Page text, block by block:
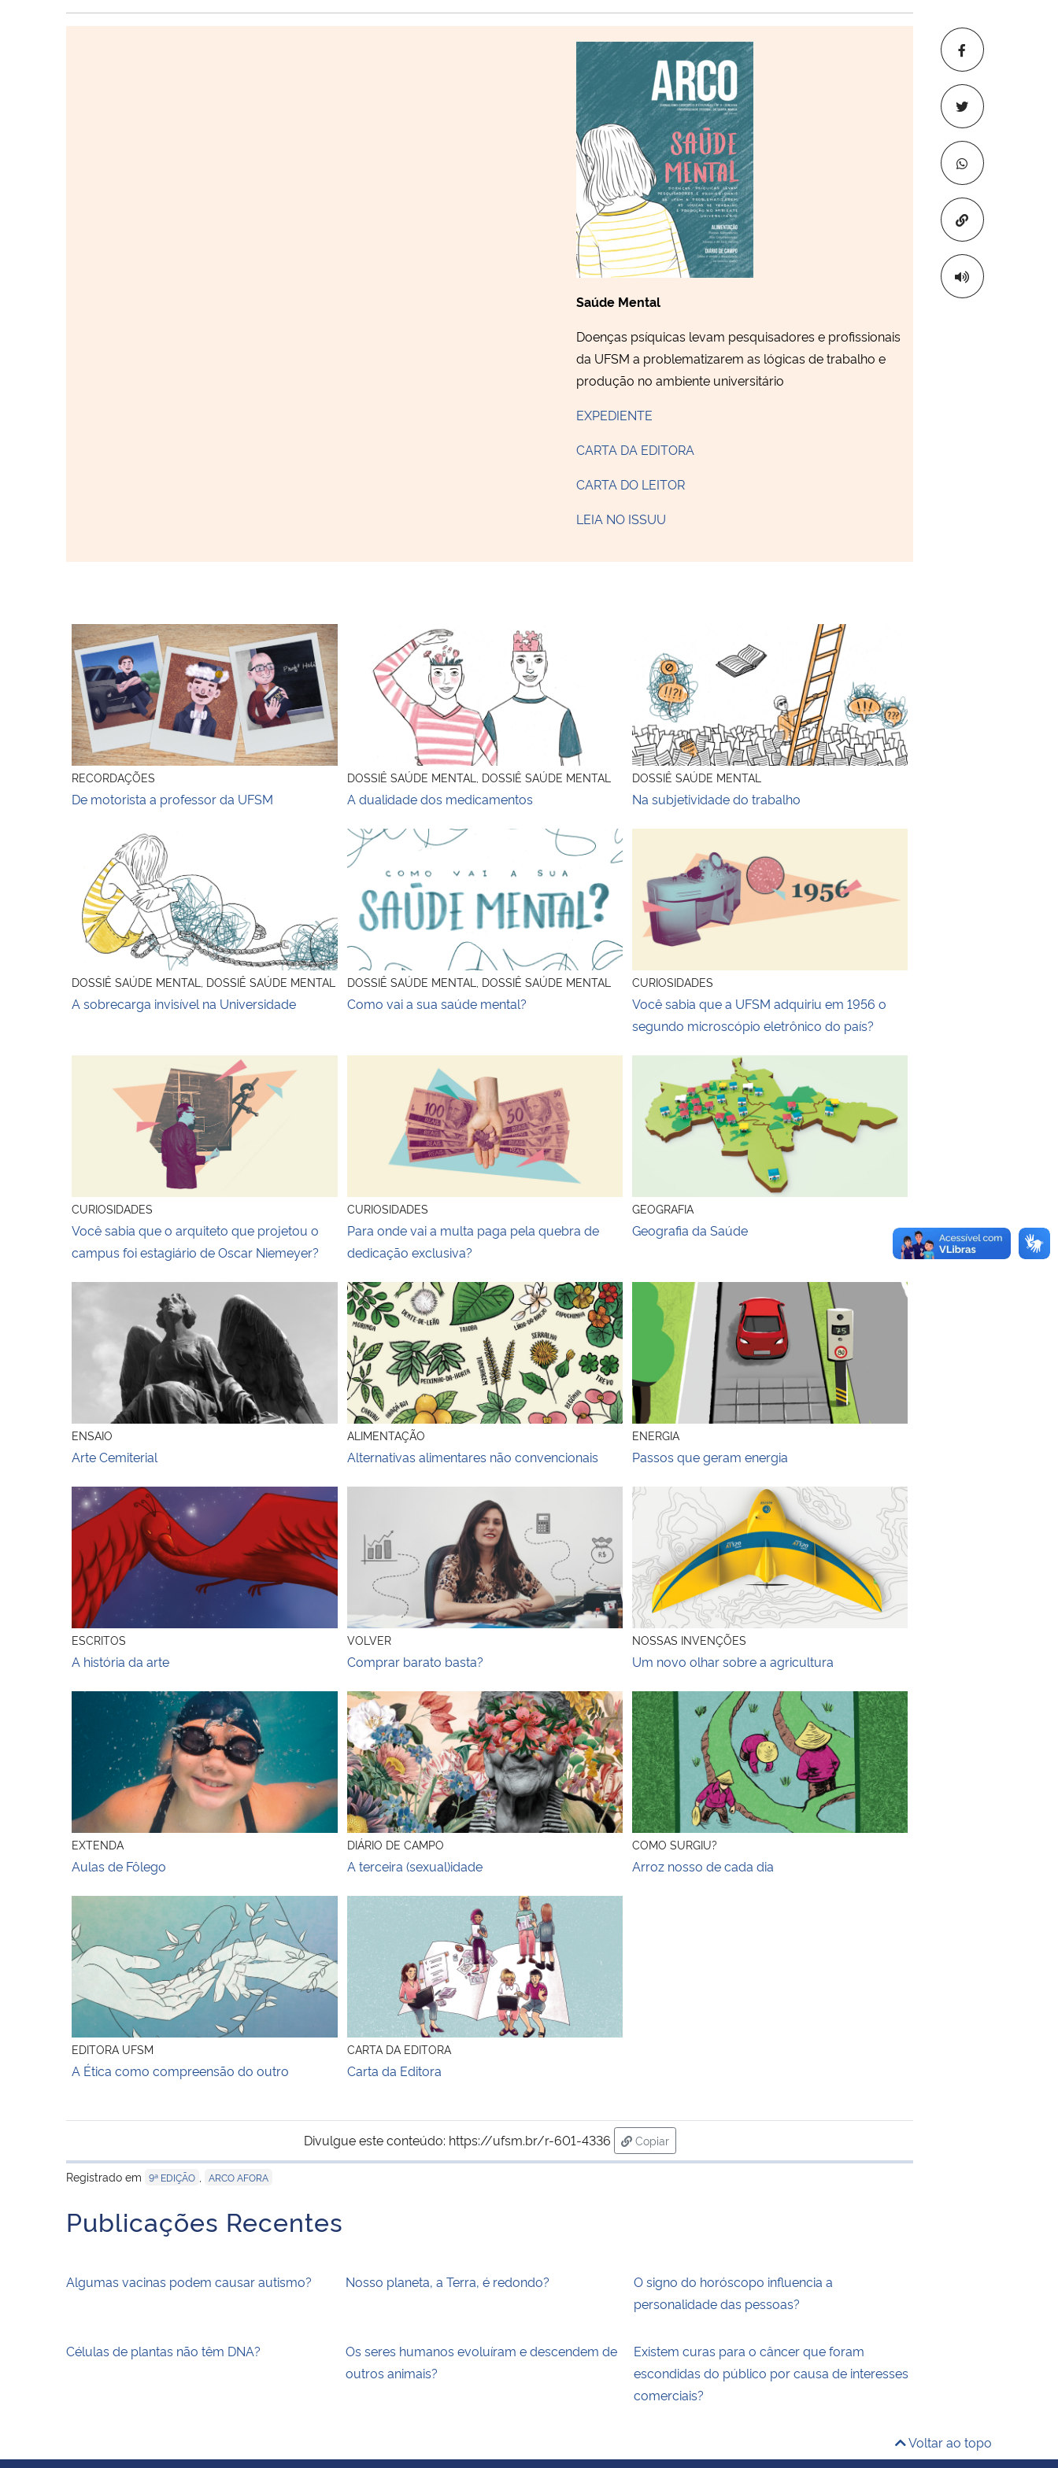
Copiar para
Saúde Mental
Doenças psíquicas levam pesquisadores e profissionais
da UFSM a problematizarem as lógicas de trabalho e
produção no ambiente universitário
EXPEDIENTE
CARTA DA EDITORA
CARTA DO LEITOR
LEIA NO ISSUU
De motorista a professor da UFSM
RECORDAÇÕES
De motorista a professor da UFSM
A dualidade dos medicamentos
DOSSIÊ SAÚDE MENTAL, DOSSIÊ SAÚDE MENTAL
A dualidade dos medicamentos
DOSSIÊ SAÚDE MENTAL
Na subjetividade do trabalho
A sobrecarga invisível na Universidade
DOSSIÊ SAÚDE MENTAL, DOSSIÊ SAÚDE MENTAL
A sobrecarga invisível na Universidade
Como vai a sua saúde mental?
DOSSIÊ SAÚDE MENTAL, DOSSIÊ SAÚDE MENTAL
Como vai a sua saúde mental?
CURIOSIDADES
Você sabia que a UFSM adquiriu em 1956 o
segundo microscópio eletrônico do país?
Você sabia que o arquiteto que projetou o campus foi estagiário de Oscar Niemeyer?
CURIOSIDADES
Você sabia que o arquiteto que projetou o
campus foi estagiário de Oscar Niemeyer?
Para onde vai a multa paga pela quebra de dedicação exclusiva?
CURIOSIDADES
Para onde vai a multa paga pela quebra de
dedicação exclusiva?
Geografia da Saúde
GEOGRAFIA
Geografia da Saúde
Arte Cemiterial
ENSAIO
Arte Cemiterial
Alternativas alimentares não convencionais
ALIMENTAÇÃO
Alternativas alimentares não convencionais
Passos que geram energia
ENERGIA
Passos que geram energia
A história da arte
ESCRITOS
A história da arte
VOLVER
Comprar barato basta?
Um novo olhar sobre a agricultura
NOSSAS INVENÇÕES
Um novo olhar sobre a agricultura
Aulas de Fôlego
EXTENDA
Aulas de Fôlego
A terceira (sexual)idade
DIÁRIO DE CAMPO
A terceira (sexual)idade
Arroz nosso de cada dia
COMO SURGIU?
Arroz nosso de cada dia
A Ética como compreensão do outro
EDITORA UFSM
A Ética como compreensão do outro
Carta da Editora
CARTA DA EDITORA
Carta da Editora
Divulgue este conteúdo: https://ufsm.br/r-601-4336
Copiar
para área de transferência
Registrado em 9ª EDIÇÃO ARCO AFORA
Publicações Recentes
Algumas vacinas podem causar autismo? Nosso planeta, a Terra, é redondo?
O signo do horóscopo influencia a
personalidade das pessoas?
Células de plantas não têm DNA?
Os seres humanos evoluíram e descendem de
outros animais?
Existem curas para o câncer que foram
escondidas do público por causa de interesses
comerciais?
Voltar ao topo